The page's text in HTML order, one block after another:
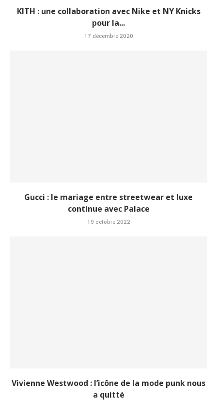
KITH : une collaboration avec Nike et NY Knicks
pour la...
17 décembre 2020
Gucci : le mariage entre streetwear et luxe
continue avec Palace
19 octobre 2022
Vivienne Westwood : l’icône de la mode punk nous
a quitté